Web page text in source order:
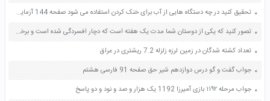
تحقیق کنید در چه دستگاه هایی از آب برای خنک کردن استفاده می شود صفحه 144 آزمایشگاه علوم تجربی دهم
تصور کنید که یکی از دوستان شما مدت یک هفته است که دچار افسردگی شده است و برخی از علائم افسردگی در به وجود آمده است برای درمان دوست خود چند راه حل پیشنهاد کنید فعالیت صفحه 149 کتاب تفکر و سبک زندگی هشتم
تعداد کشته شدگان در زمین لرزه زلزله 7.2 ریشتری در عراق
جواب گفت و گو درس دوازدهم شیر حق صفحه 91 فارسی هشتم
جواب مرحله ۱۱۹۲ بازی آمیرزا 1192 یک هزار و صد و نود و دو پاسخ